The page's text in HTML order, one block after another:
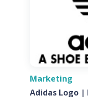
Marketing
Adidas Logo